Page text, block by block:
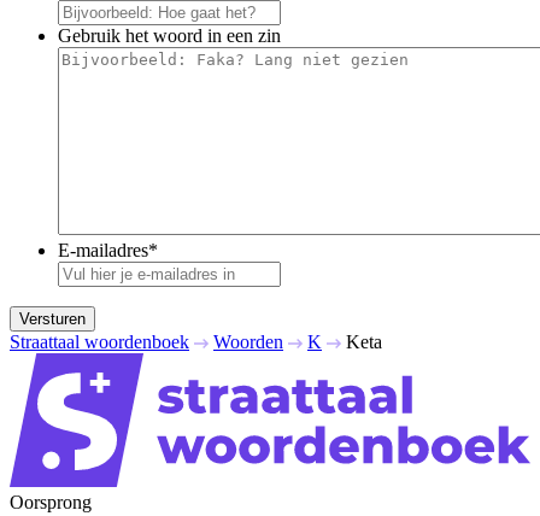
Gebruik het woord in een zin
E-mailadres*
Versturen
Straattaal woordenboek Woorden K Keta
Oorsprong